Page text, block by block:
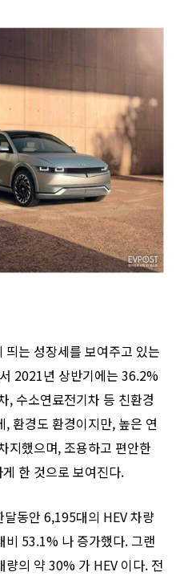
는 성장세를 보여주고 있는
2021년 상반기에는 36.2%
, 수소연료전기차 등 친환경
환경도 환경이지만, 높은 연
지했으며, 조용하고 편안한
한 것으로 보여진다.
동안 6,195대의 HEV 차량
비 53.1% 나 증가했다. 그랜
량의 약 30% 가 HEV 이다. 전